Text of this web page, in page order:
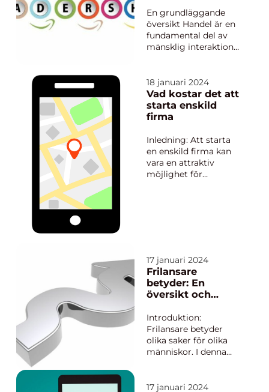
samhällen och
individer. I denna
artikel kommer vi...
En grundläggande
översikt Handel är en
fundamental del av
mänsklig interaktion
samhällen sedan
tidernas begynnelse. I
sin grundläggande
form innebär handel
eller tjänster mellan
parter. Det kan vara...
18 januari 2024
Vad kostar det att
starta enskild
firma
Inledning: Att starta
en enskild firma kan
vara en attraktiv
möjlighet för
ekonomiska
aspekterna som är
förknippade med att
starta enskild...
17 januari 2024
Frilansare
betyder: En
översikt och
Introduktion:
Frilansare betyder
olika saker för olika
människor. I denna
översikt och analys av
17 januari 2024